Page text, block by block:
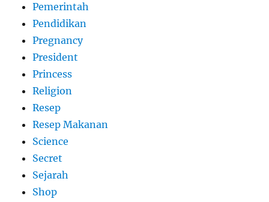
Pemerintah
Pendidikan
Pregnancy
President
Princess
Religion
Resep
Resep Makanan
Science
Secret
Sejarah
Shop